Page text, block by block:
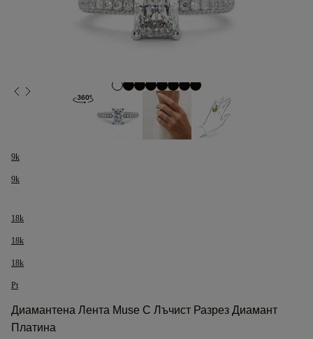
9k
9k
18k
18k
18k
Pt
Диамантена Лента Muse С Лъчист Разрез Диамант
Платина